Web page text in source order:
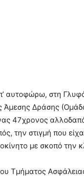
αυτοφώρω, στη
Άμεσης Δράσης
47χρονος
την στιγμή που
με σκοπό την
Τμήματος